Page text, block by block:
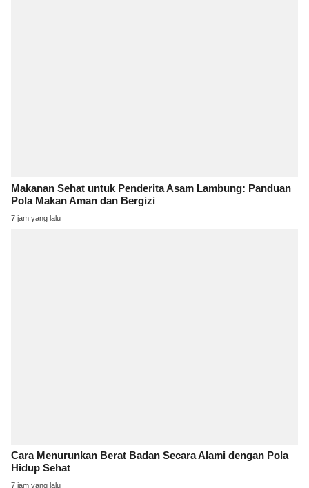
Makanan Sehat untuk Penderita Asam Lambung: Panduan
Pola Makan Aman dan Bergizi
7 jam yang lalu
Cara Menurunkan Berat Badan Secara Alami dengan Pola
Hidup Sehat
7 jam yang lalu